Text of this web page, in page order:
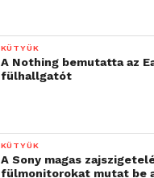
KÜTYÜK
A Nothing bemutatta az
fülhallgatót
KÜTYÜK
A Sony magas
fülmonitorokat mutat be